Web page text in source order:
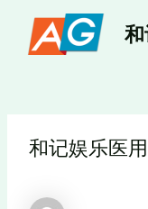
和记娱乐医